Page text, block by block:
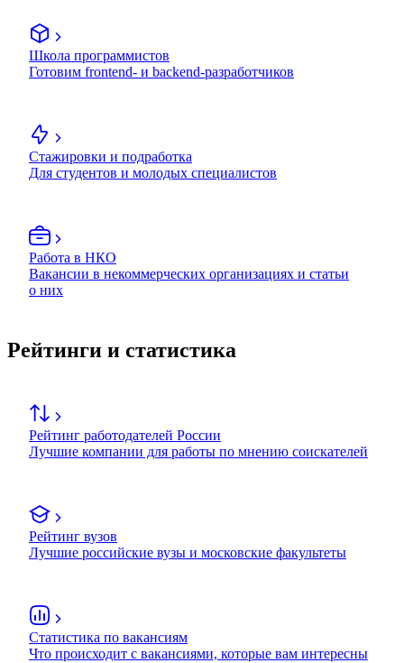
Школа программистов
Готовим frontend- и backend-разработчиков
Стажировки и подработка
Для студентов и молодых специалистов
Работа в НКО
Вакансии в некоммерческих организациях и статьи
о них
Рейтинги и статистика
Рейтинг работодателей России
Лучшие компании для работы по мнению соискателей
Рейтинг вузов
Лучшие российские вузы и московские факультеты
Статистика по вакансиям
Что происходит с вакансиями, которые вам интересны